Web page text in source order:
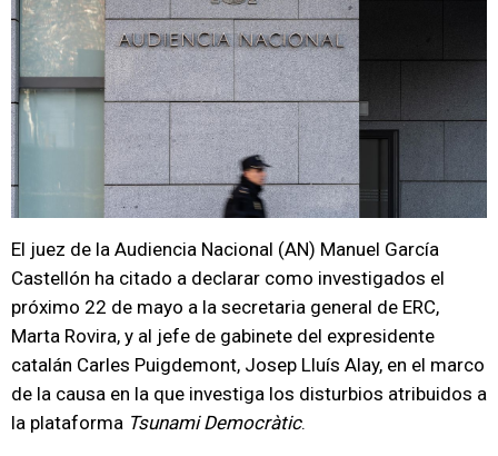
El juez de la Audiencia Nacional (AN) Manuel García
Castellón ha citado a declarar como investigados el
próximo 22 de mayo a la secretaria general de ERC,
Marta Rovira, y al jefe de gabinete del expresidente
catalán Carles Puigdemont, Josep Lluís Alay, en el marco
de la causa en la que investiga los disturbios atribuidos a
la plataforma Tsunami Democràtic.